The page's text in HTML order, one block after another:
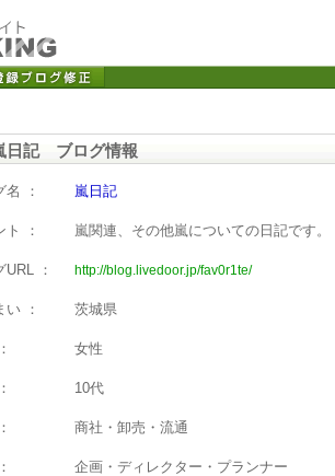
日記 ブログ情報
名 ： 嵐日記
ト ： 嵐関連、その他嵐についての日記です。
URL ： http://blog.livedoor.jp/fav0r1te/
い ： 茨城県
女性
10代
商社・卸売・流通
企画・ディレクター・プランナー